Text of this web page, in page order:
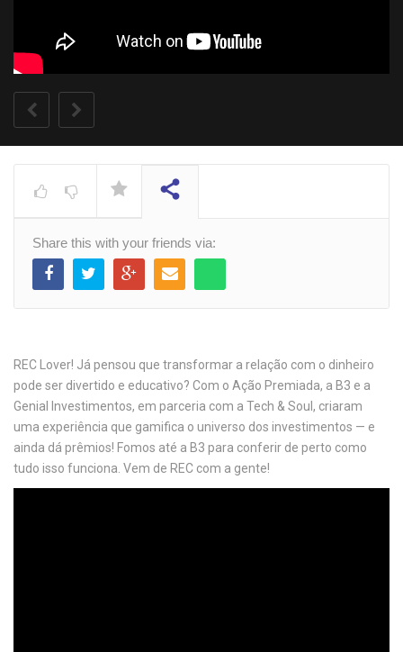
[REC] Representa! –
Share this with your friends via:
REC Lover! Já pensou que transformar a relação com o dinheiro
pode ser divertido e educativo? Com o Ação Premiada, a B3 e a
Genial Investimentos, em parceria com a Tech & Soul, criaram
uma experiência que gamifica o universo dos investimentos — e
ainda dá prêmios! Fomos até a B3 para conferir de perto como
tudo isso funciona. Vem de REC com a gente!